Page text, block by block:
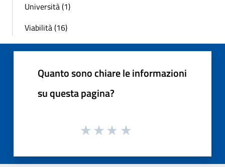
Università (1)
Viabilità (16)
Quanto sono chiare le informazioni
su questa pagina?